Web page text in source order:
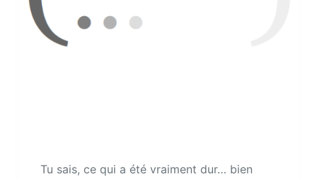
Tu sais, ce qui a été vraiment dur… bien